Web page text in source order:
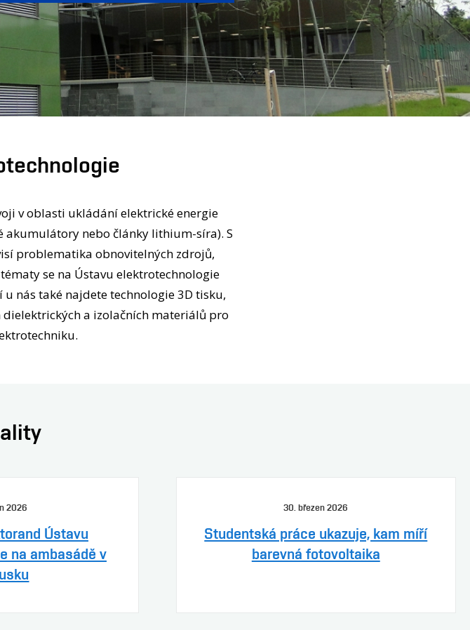
v oblasti ukládání elektrické energie
nebo články lithium-síra). S
problematika obnovitelných zdrojů,
se na Ústavu elektrotechnologie
nás také najdete technologie 3D tisku,
a izolačních materiálů pro
2026
Ústavu
na ambasádě v
30. březen 2026
Studentská práce ukazuje, kam míří
barevná fotovoltaika